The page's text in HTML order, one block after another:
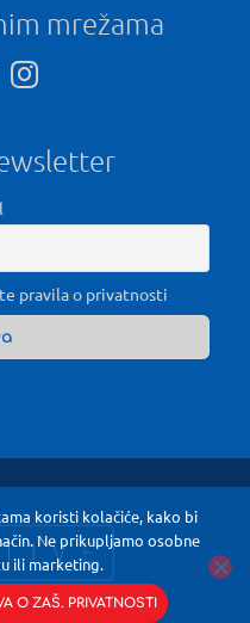
mrežama
pravila o privatnosti
koristi kolačiće, kako bi
Ne prikupljamo osobne
ili marketing.
O ZAŠ. PRIVATNOSTI